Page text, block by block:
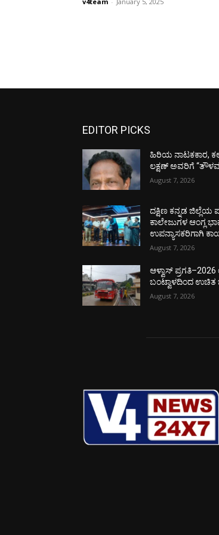
EDITOR PICKS
ಹಿರಿಯ ನಾಟಕಕಾರ,
ಲಕ್ಷಣ್ ಅವರಿಗೆ “ತೌಳವ
August 7, 2026
ದಕ್ಷಿಣ ಕನ್ನಡ ಜಿಲ್ಲೆಯ
ಕಾಲೇಜುಗಳ ಆಂಗ್ಲ
ಉಪನ್ಯಾಸಕರಿಗಾಗಿ
August 7, 2026
ಆಳ್ವಾಸ್
ಬಂಟ್ವಾಳದಿಂದ ಉಚಿತ
August 7, 2026